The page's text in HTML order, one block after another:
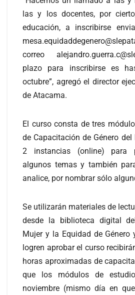
las y los docentes, por
educación, a inscribirse
correo
plazo para inscribirse es
octubre”, agregó el director
de Atacama.
El curso consta de tres
de Capacitación de Género
2 instancias (online) para
algunos temas y también
analice, por nombrar sólo
Se utilizarán materiales de
desde la biblioteca digital
Mujer y la Equidad de Género
logren aprobar el curso
horas aproximadas de
que los módulos de
noviembre (mismo día en